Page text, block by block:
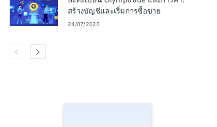
สร้างบัญชีและเริ่มการซื้อขาย
24/07/2026